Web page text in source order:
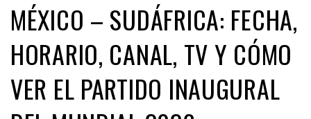
MÉXICO – SUDÁFRICA: FECHA,
HORARIO, CANAL, TV Y CÓMO
VER EL PARTIDO INAUGURAL